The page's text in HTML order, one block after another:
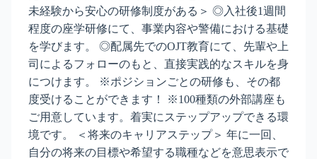
未経験から安心の研修制度がある＞ ◎入社後1週間
程度の座学研修にて、事業内容や警備における基礎
を学びます。 ◎配属先でのOJT教育にて、先輩や上
司によるフォローのもと、直接実践的なスキルを身
につけます。 ※ポジションごとの研修も、その都
度受けることができます！ ※100種類の外部講座も
ご用意しています。着実にステップアップできる環
境です。 ＜将来のキャリアステップ＞ 年に一回、
自分の将来の目標や希望する職種などを意思表示で